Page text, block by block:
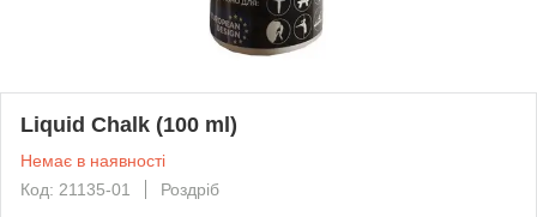
Liquid Chalk (100 ml)
Немає в наявності
Код: 21135-01
Роздріб